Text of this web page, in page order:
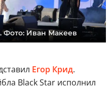
Фото: Иван Макеев
Егор Крид.
Black Star исполнил